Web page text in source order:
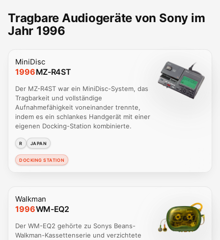
Tragbare Audiogeräte von Sony im
Jahr 1996
MiniDisc
1996MZ-R4ST
Der MZ-R4ST war ein MiniDisc-System, das
Tragbarkeit und vollständige
Aufnahmefähigkeit voneinander trennte,
indem es ein schlankes Handgerät mit einer
eigenen Docking-Station kombinierte.
R JAPAN
DOCKING STATION
Walkman
1996WM-EQ2
Der WM-EQ2 gehörte zu Sonys Beans-
Walkman-Kassettenserie und verzichtete